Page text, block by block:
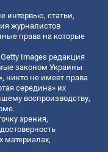
интервью, статьи,
журналистов
права на которые
Images редакция
законом Украины
никто не имеет права
середина» их
воспроизводству,
зрения,